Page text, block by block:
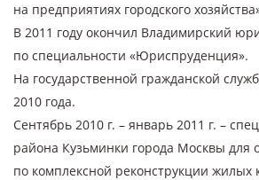
на предприятиях городского
В 2011 году окончил Владимирский
по специальности «Юриспруденция».
На государственной гражданской
2010 года.
Сентябрь 2010 г. – январь 2011 г. –
района Кузьминки города Москвы для
по комплексной реконструкции жилых